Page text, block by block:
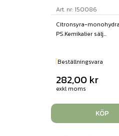
Art. nr: 150086
Citronsyra-
PS.Kemikalier sälj...
Beställningsvara
282,00 kr
exkl moms
KÖP